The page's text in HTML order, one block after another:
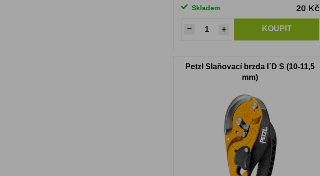
Skladem 20 Kč
KOUPIT
Petzl Slaňovací brzda I´D S (10-11,5
mm)